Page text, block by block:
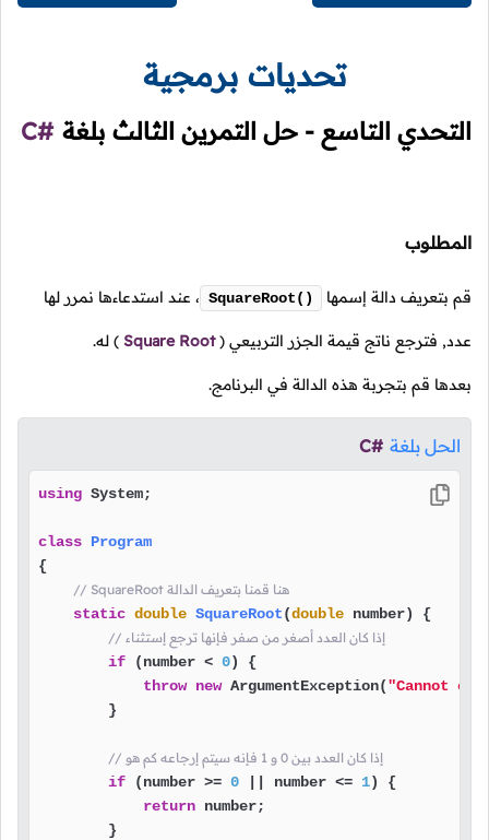
تحديات برمجية
التحدي التاسع - حل التمرين الثالث بلغة C#
المطلوب
قم بتعريف دالة إسمها SquareRoot() ، عند استدعاءها نمرر لها
عدد, فترجع ناتج قيمة الجزر التربيعي (
Square Root
) له.
بعدها قم بتجربة هذه الدالة في البرنامج.
الحل بلغة C#
using System;
class Program
{
// SquareRoot هنا قمنا بتعريف الدالة
static double SquareRoot(double number) {
// إذا كان العدد أصغر من صفر فإنها ترجع إستثناء
if (number < 0) {
throw new ArgumentException("Cannot
        }
if (number >= 0 || number <= 1) {
return number;
        }